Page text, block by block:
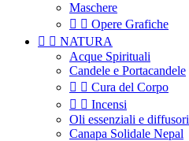
Maschere
  Opere Grafiche
  NATURA
Acque Spirituali
Candele e Portacandele
  Cura del Corpo
  Incensi
Oli essenziali e diffusori
Canapa Solidale Nepal